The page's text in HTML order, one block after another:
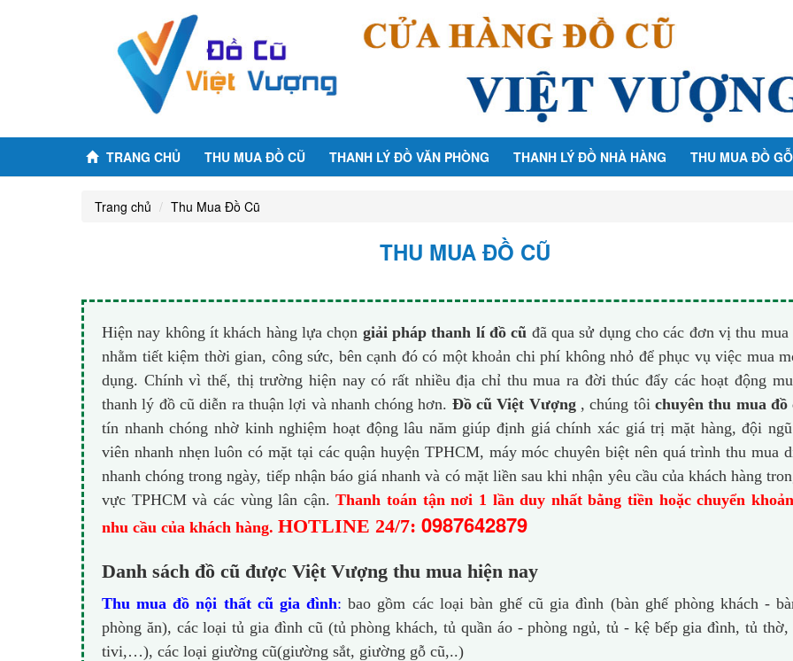
TRANG CHỦ THU MUA ĐỒ CŨ THANH LÝ ĐỒ VĂN PHÒNG THANH LÝ ĐỒ NHÀ HÀNG THU MUA ĐỒ
Trang chủ Thu Mua Đồ Cũ
THU MUA ĐỒ CŨ
Hiện nay không ít khách hàng lựa chọn giải pháp thanh lí đồ cũ đã qua sử dụng cho các đơn vị thu mua
nhằm tiết kiệm thời gian, công sức, bên cạnh đó có một khoản chi phí không nhỏ để phục vụ việc mua
dụng. Chính vì thế, thị trường hiện nay có rất nhiều địa chỉ thu mua ra đời thúc đẩy các hoạt động
thanh lý đồ cũ diễn ra thuận lợi và nhanh chóng hơn. Đồ cũ Việt Vượng, chúng tôi chuyên thu mua đồ
tín nhanh chóng nhờ kinh nghiệm hoạt động lâu năm giúp định giá chính xác giá trị mặt hàng, đội
viên nhanh nhẹn luôn có mặt tại các quận huyện TPHCM, máy móc chuyên biệt nên quá trình thu mua
nhanh chóng trong ngày, tiếp nhận báo giá nhanh và có mặt liền sau khi nhận yêu cầu của khách hàng
vực TPHCM và các vùng lân cận.Thanh toán tận nơi 1 lần duy nhất bằng tiền hoặc chuyển
nhu cầu của khách hàng. HOTLINE 24/7: 0987642879
Danh sách đồ cũ được Việt Vượng thu mua hiện nay
Thu mua đồ nội thất cũ gia đình: bao gồm các loại bàn ghế cũ gia đình (bàn ghế phòng khách -
phòng ăn), các loại tủ gia đình cũ (tủ phòng khách, tủ quần áo - phòng ngủ, tủ - kệ bếp gia đình, tủ thờ,
tivi,…), các loại giường cũ(giường sắt, giường gỗ cũ,..)